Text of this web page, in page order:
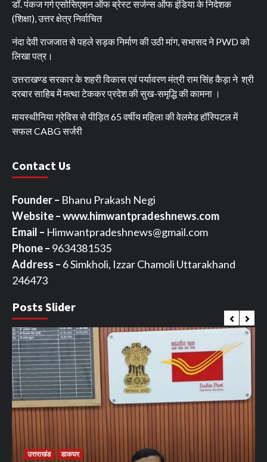
डॉ. पंकज गर्ग एसोसिएशन ऑफ ब्रेस्ट सर्जन्स ऑफ इंडिया के निदेशक
(शिक्षा), उत्तर क्षेत्र निर्वाचित
नंदा देवी राजजात से पहले सड़क निर्माण की उठी मांग, सभासद ने PWD को
लिखा पत्र।
उत्तराखण्ड सरकार के शहरी विकास एवं पर्यावरण मंत्री राम सिंह कैड़ा ने श्री
दरबार साहिब में मत्था टेककर प्रदेश की सुख-समृद्धि की कामना ।
मायस्थीनिया ग्रेविस से पीड़ित 65 वर्षीय महिला की वेलमेड हॉस्पिटल में
सफल CABG सर्जरी
Contact Us
Founder – Bhanu Prakash Negi
Website – www.himwantpradeshnews.com
Email – Himwantpradeshnews@gmail.com
Phone – 9634381535
Address – 6 Simkholi, Izzar Chamoli Uttarakhand
246473
Posts Slider
उत्तराखंड डाकघर